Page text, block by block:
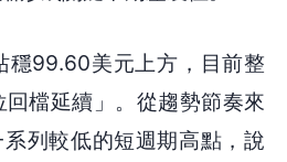
穩99.60美元上方，目前整
檔延續」。從趨勢節奏來
列較低的短週期高點，說